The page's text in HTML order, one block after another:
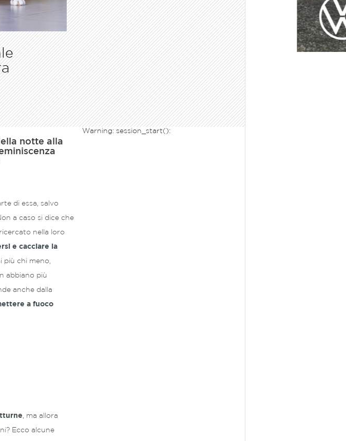
notte alla
di essa, salvo
a caso si dice che
nella loro
e cacciare la
più chi meno,
abbiano più
anche dalla
a fuoco
, ma allora
Ecco alcune
Warning: session_start():